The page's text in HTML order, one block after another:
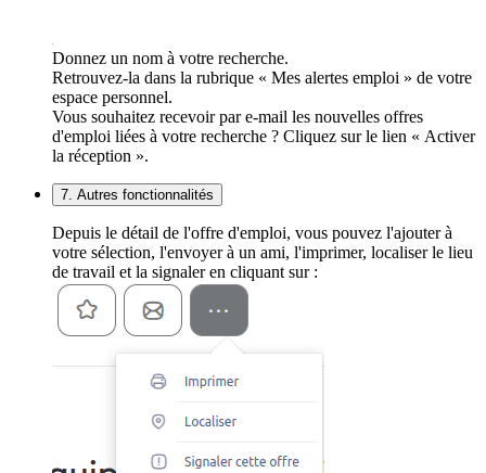
Donnez un nom à votre recherche.
Retrouvez-la dans la rubrique « Mes alertes emploi » de votre
espace personnel.
Vous souhaitez recevoir par e-mail les nouvelles offres
d'emploi liées à votre recherche ? Cliquez sur le lien « Activer
la réception ».
7. Autres fonctionnalités
Depuis le détail de l'offre d'emploi, vous pouvez l'ajouter à
votre sélection, l'envoyer à un ami, l'imprimer, localiser le lieu
de travail et la signaler en cliquant sur :